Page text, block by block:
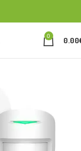
0 0.00